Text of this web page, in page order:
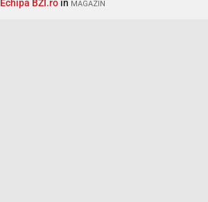
Echipa BZI.roîn MAGAZIN